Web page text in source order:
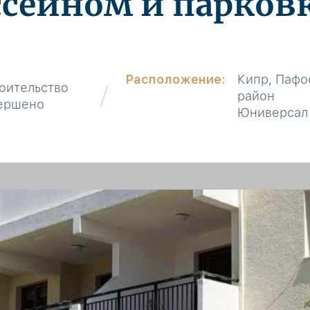
Расположение:
Кипр,
район
Юниверсал